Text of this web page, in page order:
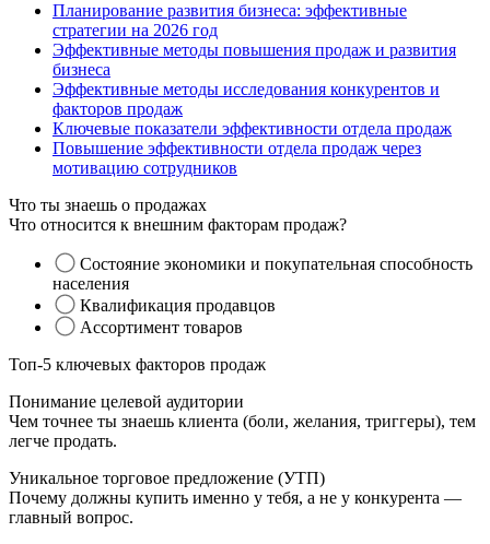
Планирование развития бизнеса: эффективные
стратегии на 2026 год
Эффективные методы повышения продаж и развития
бизнеса
Эффективные методы исследования конкурентов и
факторов продаж
Ключевые показатели эффективности отдела продаж
Повышение эффективности отдела продаж через
мотивацию сотрудников
Что ты знаешь о продажах
Что относится к внешним факторам продаж?
Состояние экономики и покупательная способность
населения
Квалификация продавцов
Ассортимент товаров
Топ-5 ключевых факторов продаж
Понимание целевой аудитории
Чем точнее ты знаешь клиента (боли, желания, триггеры), тем
легче продать.
Уникальное торговое предложение (УТП)
Почему должны купить именно у тебя, а не у конкурента —
главный вопрос.